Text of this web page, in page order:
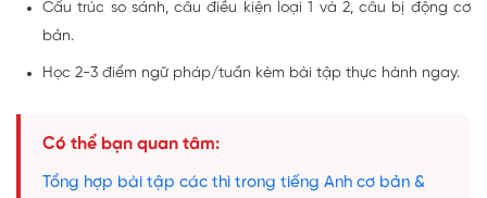
Cấu trúc so sánh, câu điều kiện loại 1 và 2, câu bị động cơ
bản.
Học 2-3 điểm ngữ pháp/tuần kèm bài tập thực hành ngay.
Có thể bạn quan tâm:
Tổng hợp bài tập các thì trong tiếng Anh cơ bản &